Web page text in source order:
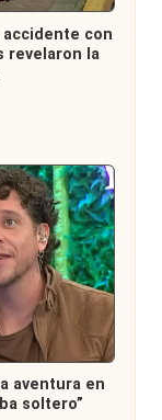
con
revelaron la
aventura en
soltero”